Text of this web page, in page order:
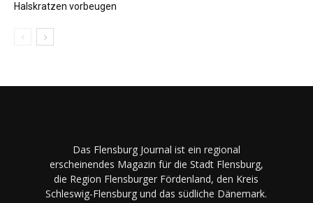
Halskratzen vorbeugen
Das Flensburg Journal ist ein regional
erscheinendes Magazin für die Stadt Flensburg,
die Region Flensburger Fördenland, den Kreis
Schleswig-Flensburg und das südliche Dänemark.